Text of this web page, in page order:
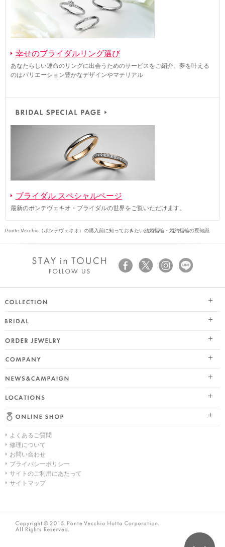
幸せのブライダルリング選び
あなたらしい運命のリングに出会うためのサービスをご紹介。夢を叶える
のはバリエーション豊かなデザインやマテリアル
ブライダル スペシャルページ
最新のポンテヴェキオ・ブライダルの世界をご覧いただけます。
Ponte Vecchio（ポンテヴェキオ）の購入前に知っておきたい結婚指輪・婚約指輪の豆知識
SEASON COLLECTION（シーズンコレクション）
ETERNO FAMILY（エテルノ・ファミリー）
PURE PLATINUM 999（ピュアプラチナ999）
LIMITED COLLECTION（リミテッドコレクション）
BACI（バチ／一粒ダイヤモンドジュエリー）
EME（エメ／着せ替えネックレス）
SOLOMIO（ソロミオ／イニシャルシリーズ）
AMICHETTI（アミケッティ／アニマルモチーフ）
PURE 10（ピュアテン）
ブライダル トップ
婚約指輪（エンゲージリング）
結婚指輪（マリッジリング）
レイヤード特集
HAPPY HEARTの魅力
幸せのブライダルリング選び
私たちらしく選ぶ 婚約指輪・結婚指輪
Ponte Vecchioのダイヤモンドについて
ブライダルサービス
オーダージュエリー
会社情報 トップ
ブランドスローガン
ブランドポジション
会社概要
採用情報
ニュース&キャンペーン
店舗情報
オンラインショップ トップ
ALL
ネックレス
よくあるご質問
修理について
お問い合わせ
プライバシーポリシー
サイトのご利用にあたって
サイトマップ